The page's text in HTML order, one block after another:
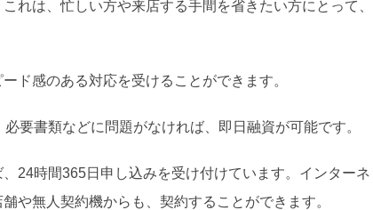
れは、忙しい方や来店する手間を省きたい方にとって、
ド感のある対応を受けることができます。
要書類などに問題がなければ、即日融資が可能です。
24時間365日申し込みを受け付けています。インターネ
や無人契約機からも、契約することができます。